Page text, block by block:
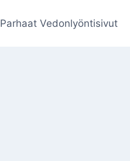
Parhaat Vedonlyöntisivut